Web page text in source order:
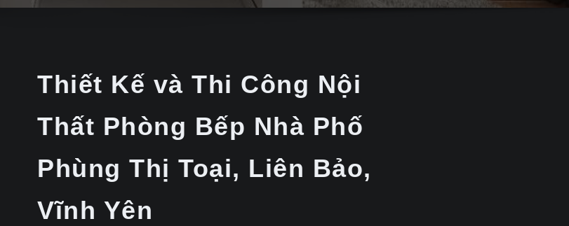
Thiết Kế và Thi Công Nội
Thất Phòng Bếp Nhà Phố
Phùng Thị Toại, Liên Bảo,
Vĩnh Yên